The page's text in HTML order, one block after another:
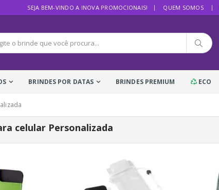
SEJA BEM-VINDO A INOVA PROMOCIONAIS! QUEM SOMOS
BRINDES POR DATAS BRINDES PREMIUM ECO
celular Personalizada